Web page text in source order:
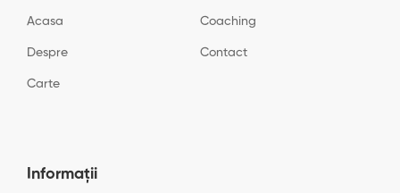
Acasa Coaching
Despre Contact
Carte
Informații